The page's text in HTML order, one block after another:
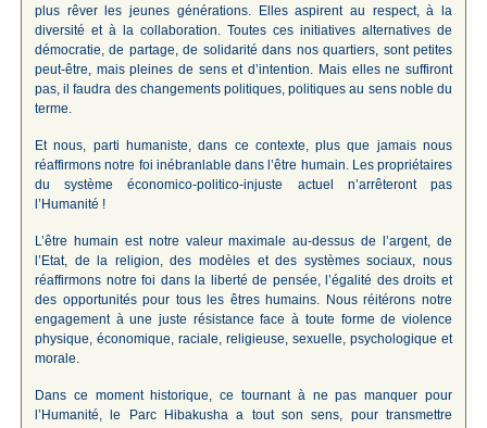
plus rêver les jeunes générations. Elles aspirent au respect, à la
diversité et à la collaboration. Toutes ces initiatives alternatives de
démocratie, de partage, de solidarité dans nos quartiers, sont petites
peut-être, mais pleines de sens et d’intention. Mais elles ne suffiront
pas, il faudra des changements politiques, politiques au sens noble du
terme.
Et nous, parti humaniste, dans ce contexte, plus que jamais nous
réaffirmons notre foi inébranlable dans l’être humain. Les propriétaires
du système économico-politico-injuste actuel n’arrêteront pas
l’Humanité !
L’être humain est notre valeur maximale au-dessus de l’argent, de
l’Etat, de la religion, des modèles et des systèmes sociaux, nous
réaffirmons notre foi dans la liberté de pensée, l’égalité des droits et
des opportunités pour tous les êtres humains. Nous réitérons notre
engagement à une juste résistance face à toute forme de violence
physique, économique, raciale, religieuse, sexuelle, psychologique et
morale.
Dans ce moment historique, ce tournant à ne pas manquer pour
l’Humanité, le Parc Hibakusha a tout son sens, pour transmettre